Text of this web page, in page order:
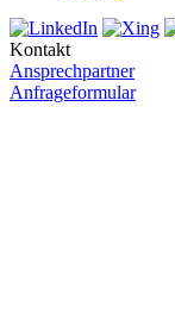
Kontakt
Ansprechpartner
Anfrageformular